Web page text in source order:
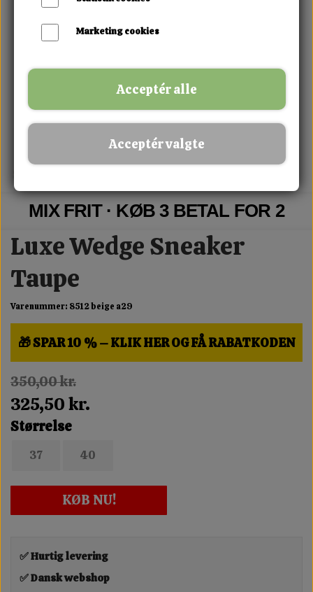
MIX FRIT · KØB 3 BETAL FOR 2
Luxe Wedge Sneaker
Taupe
Varenummer: 8512 beige a29
🎁 SPAR 10 % – KLIK HER OG FÅ RABATKODEN
350,00 kr.
325,50 kr.
Størrelse
37 40
KØB NU!
✅ Hurtig levering
✅ Dansk webshop
Marketing cookies
Acceptér alle
Acceptér valgte